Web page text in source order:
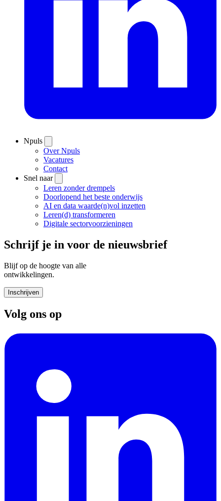
Npuls
Over Npuls
Vacatures
Contact
Snel naar
Leren zonder drempels
Doorlopend het beste onderwijs
AI en data waarde(n)vol inzetten
Leren(d) transformeren
Digitale sectorvoorzieningen
Schrijf je in voor de nieuwsbrief
Blijf op de hoogte van alle
ontwikkelingen.
Inschrijven
Volg ons op